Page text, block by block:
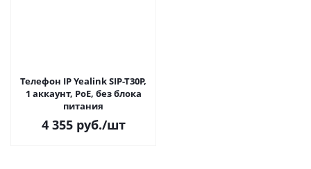
Телефон IP Yealink SIP-T30P,
1 аккаунт, PoE, без блока
питания
4 355руб./шт